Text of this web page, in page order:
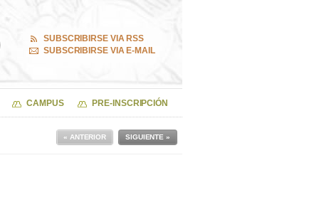
SUBSCRIBIRSE VIA RSS
SUBSCRIBIRSE VIA E-MAIL
CAMPUS PRE-INSCRIPCIÓN
SIGUIENTE »
« ANTERIOR